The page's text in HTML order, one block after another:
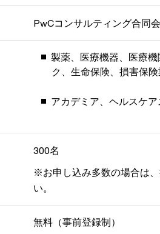
PwCコンサルティング合同
製薬、医療機器、医療
ク、生命保険、損害保
アカデミア、ヘルスケ
300名
※お申し込み多数の場合は
い。
無料（事前登録制）